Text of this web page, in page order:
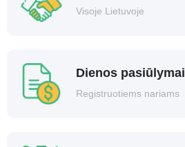
Visoje Lietuvoje
Dienos pasiūlymai
Registruotiems nariams